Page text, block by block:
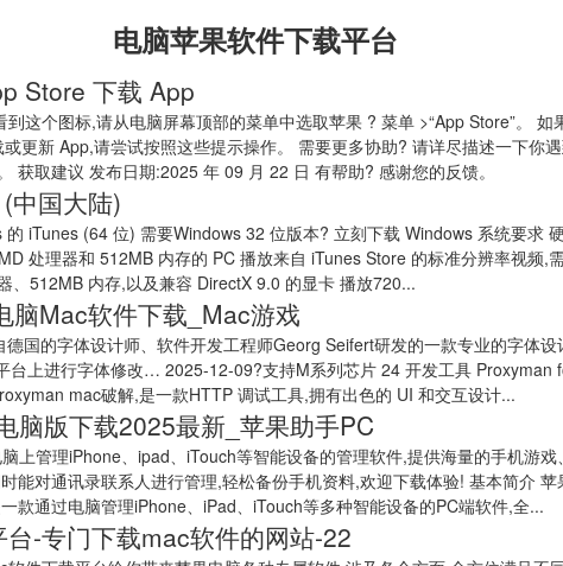
电脑苹果软件下载平台
Store 下载 App
到这个图标,请从电脑屏幕顶部的菜单中选取苹果 ? 菜单 >“App Store”。 如
更新 App,请尝试按照这些提示操作。 需要更多协助? 请详尽描述一下你
获取建议 发布日期:2025 年 09 月 22 日 有帮助? 感谢您的反馈。
中国大陆)
的 iTunes (64 位) 需要Windows 32 位版本? 立刻下载 Windows 系统要求
处理器和 512MB 内存的 PC 播放来自 iTunes Store 的标准分辨率视频,
、512MB 内存,以及兼容 DirectX 9.0 的显卡 播放720...
脑Mac软件下载_Mac游戏
国的字体设计师、软件开发工程师Georg Seifert研发的一款专业的字体
台上进行字体修改… 2025-12-09?支持M系列芯片 24 开发工具 Proxyman
mac破解,是一款HTTP 调试工具,拥有出色的 UI 和交互设计...
脑版下载2025最新_苹果助手PC
上管理iPhone、ipad、iTouch等智能设备的管理软件,提供海量的手机游
能对通讯录联系人进行管理,轻松备份手机资料,欢迎下载体验! 基本简介
款通过电脑管理iPhone、iPad、iTouch等多种智能设备的PC端软件,全...
-专门下载mac软件的网站-22